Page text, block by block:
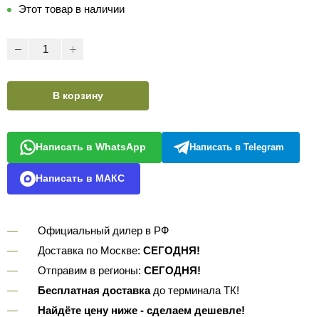
Этот товар в наличии
В корзину
Написать в WhatsApp Написать в Telegram
Написать в МАКС
Официальный дилер в РФ
Доставка по Москве: СЕГОДНЯ!
Отправим в регионы: СЕГОДНЯ!
Бесплатная доставкадо терминала ТК!
Найдёте цену ниже - сделаем дешевле!